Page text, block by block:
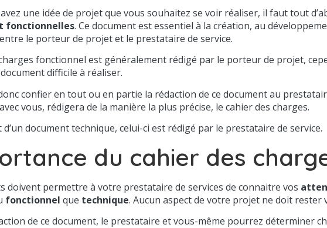
une idée de projet que vous souhaitez se voir réaliser, il faut tout
fonctionnelles. Ce document est essentiel à la création, au
le porteur de projet et le prestataire de service.
fonctionnel est généralement rédigé par le porteur de projet,
difficile à réaliser.
confier en tout ou en partie la rédaction de ce document au
vous, rédigera de la manière la plus précise, le cahier des charges.
d’un document technique, celui-ci est rédigé par le prestataire de service.
du cahier des
doivent permettre à votre prestataire de services de connaitre vos
fonctionnel que technique. Aucun aspect de votre projet ne doit rester
de ce document, le prestataire et vous-même pourrez déterminer